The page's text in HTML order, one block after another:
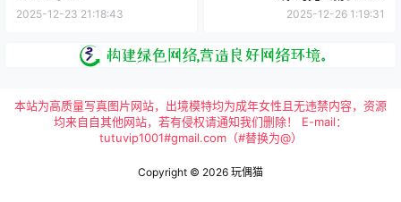
2025-12-23 21:18:43
738MB]VIP
2025-12-26 1:19:31
本站为高质量写真图片网站，出境模特均为成年女性且无违禁内容，资源
均来自自其他网站，若有侵权请通知我们删除！ E-mail：
tutuvip1001#gmail.com（#替换为@）
Copyright © 2026 玩偶猫